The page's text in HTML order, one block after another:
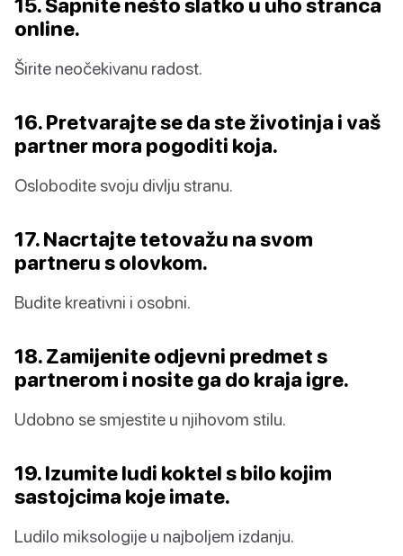
online.
Širite neočekivanu radost.
16. Pretvarajte se da ste životinja i vaš
partner mora pogoditi koja.
Oslobodite svoju divlju stranu.
17. Nacrtajte tetovažu na svom
partneru s olovkom.
Budite kreativni i osobni.
18. Zamijenite odjevni predmet s
partnerom i nosite ga do kraja igre.
Udobno se smjestite u njihovom stilu.
19. Izumite ludi koktel s bilo kojim
sastojcima koje imate.
Ludilo miksologije u najboljem izdanju.